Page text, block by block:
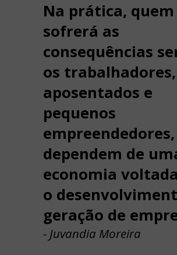
Na prática,
sofrerá as
consequências
os trabalhadores,
aposentados e
pequenos
dependem de
economia
o
geração de
- Juvandia Moreira